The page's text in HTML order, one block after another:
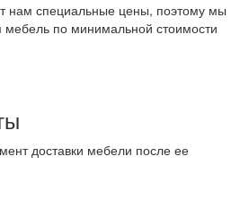
нам специальные цены, поэтому мы
по минимальной стоимости
доставки мебели после ее